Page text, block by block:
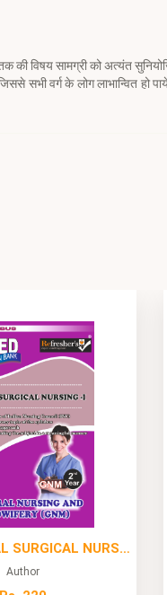
विषय सामग्री को अत्यंत
सभी वर्ग के लोग लाभान्वित हो
GNM-MEDICAL SURGICAL NURSING-I (Solved Question Bank)
Author